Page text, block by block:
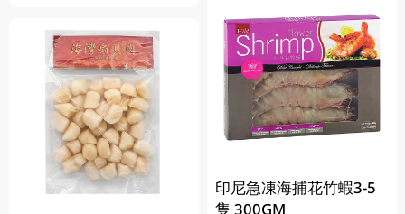
印尼急凍海捕花竹蝦3-5
隻 300GM